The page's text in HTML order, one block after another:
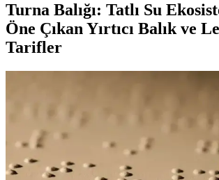
Turna Balığı: Tatlı Su
Öne Çıkan Yırtıcı Balık ve
Tarifler